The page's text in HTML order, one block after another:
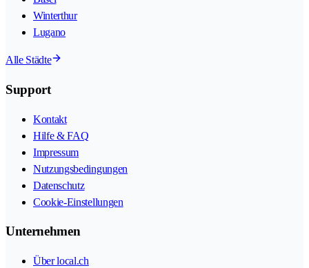
Winterthur
Lugano
Alle Städte
Support
Kontakt
Hilfe & FAQ
Impressum
Nutzungsbedingungen
Datenschutz
Cookie-Einstellungen
Unternehmen
Über local.ch